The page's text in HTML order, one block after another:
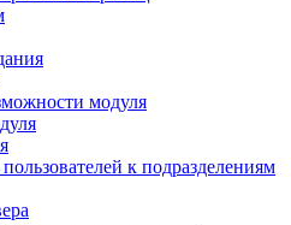
модуля
к подразделениям